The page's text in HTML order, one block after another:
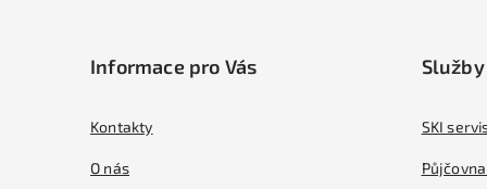
Informace pro Vás
Kontakty
O nás
Služby
SKI